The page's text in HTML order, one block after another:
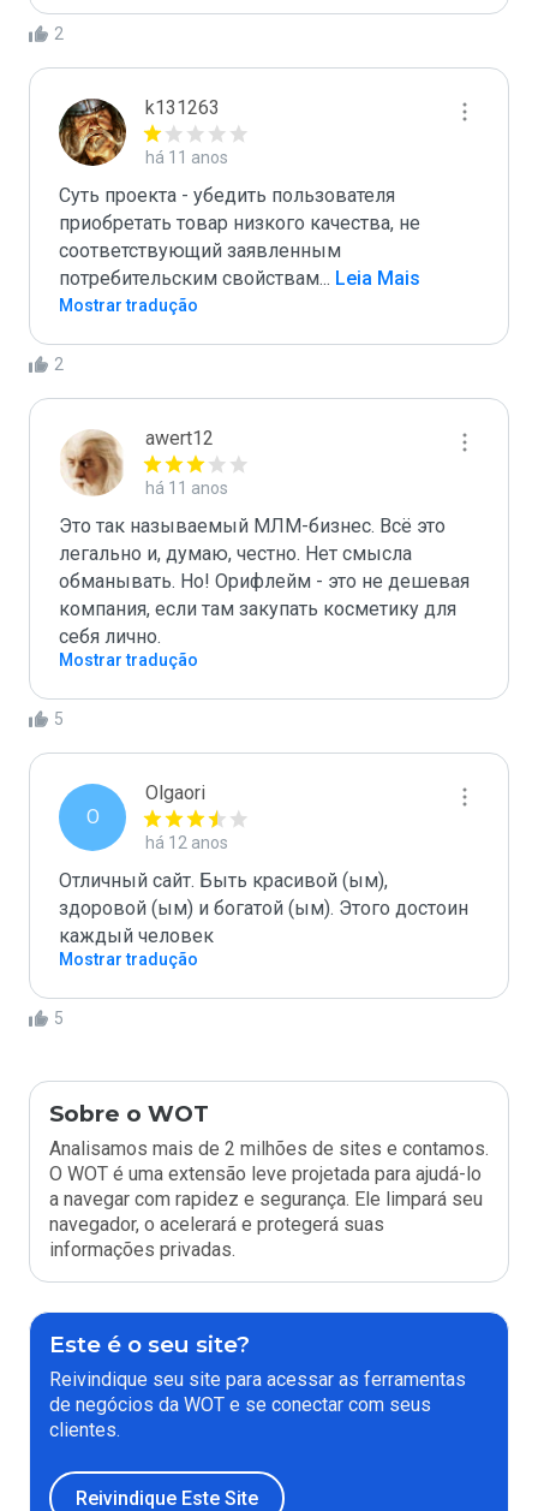
2
k131263
há 11 anos
Суть проекта - убедить пользователя
приобретать товар низкого качества, не
соответствующий заявленным
потребительским свойствам... Leia Mais
Mostrar tradução
2
awert12
há 11 anos
Это так называемый МЛМ-бизнес. Всё это
легально и, думаю, честно. Нет смысла
обманывать. Но! Орифлейм - это не дешевая
компания, если там закупать косметику для
себя лично.
Mostrar tradução
5
O
Olgaori
há 12 anos
Отличный сайт. Быть красивой (ым),
здоровой (ым) и богатой (ым). Этого достоин
каждый человек
Mostrar tradução
5
Sobre o WOT
Analisamos mais de 2 milhões de sites e contamos.
O WOT é uma extensão leve projetada para ajudá-lo
a navegar com rapidez e segurança. Ele limpará seu
navegador, o acelerará e protegerá suas
informações privadas.
Este é o seu site?
Reivindique seu site para acessar as ferramentas
de negócios da WOT e se conectar com seus
clientes.
Reivindique Este Site